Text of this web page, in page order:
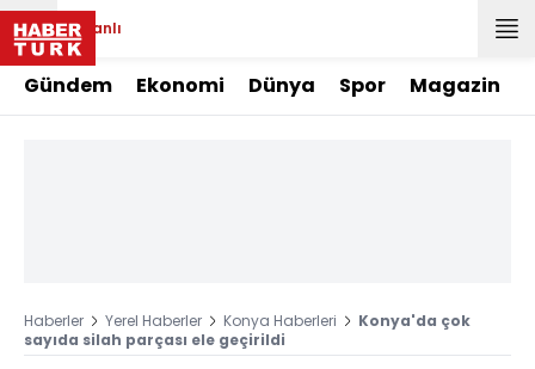
Canlı
Gündem Ekonomi Dünya Spor Magazin
Haberler Yerel Haberler Konya Haberleri
Konya'da çok
sayıda silah parçası ele geçirildi